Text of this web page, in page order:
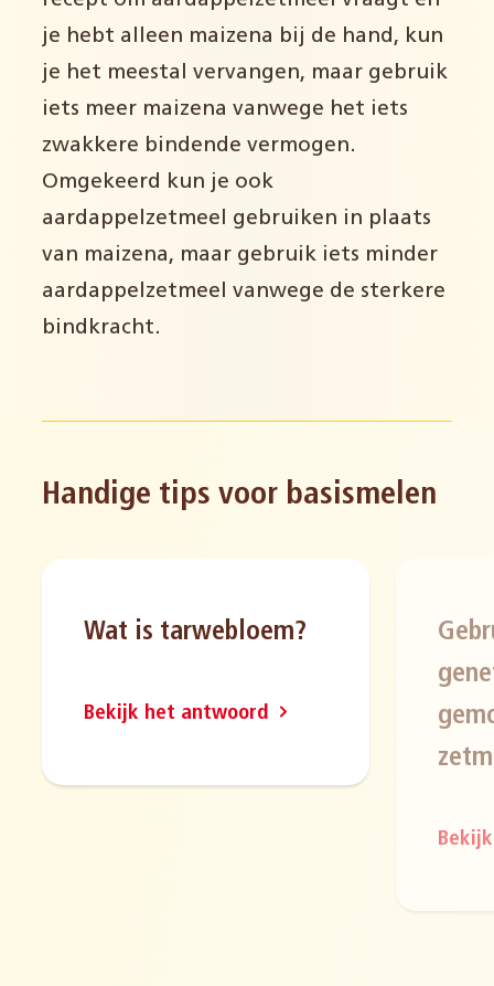
je hebt alleen maizena bij de hand, kun
je het meestal vervangen, maar gebruik
iets meer maizena vanwege het iets
zwakkere bindende vermogen.
Omgekeerd kun je ook
aardappelzetmeel gebruiken in plaats
van maizena, maar gebruik iets minder
aardappelzetmeel vanwege de sterkere
bindkracht.
Handige tips voor basismelen
Wat is tarwebloem?
Bekijk het antwoord